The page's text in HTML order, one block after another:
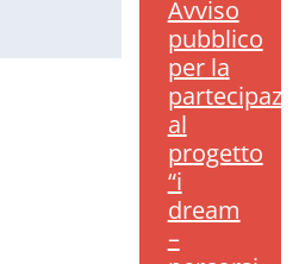
Avviso
pubblico
per la
al
progetto
“i
dream
–